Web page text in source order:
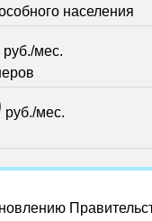
населения
руб./мес.
руб./мес.